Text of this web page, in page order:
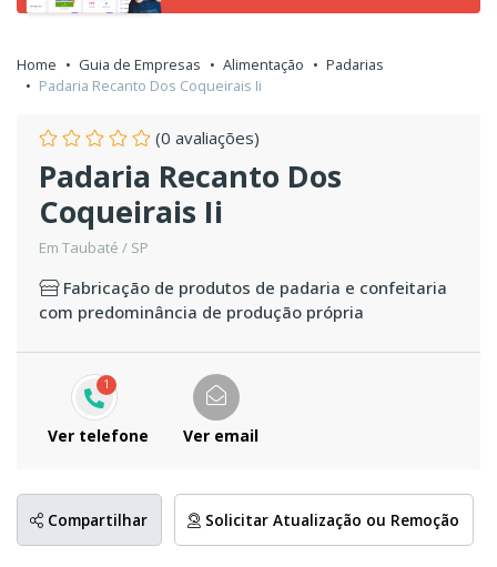
Home Guia de Empresas Alimentação
Padarias
Padaria Recanto Dos Coqueirais Ii
(0 avaliações)
Padaria Recanto Dos
Coqueirais Ii
Em Taubaté / SP
Fabricação de produtos de padaria e confeitaria
com predominância de produção própria
1
Ver telefone Ver email
Compartilhar Solicitar Atualização ou Remoção